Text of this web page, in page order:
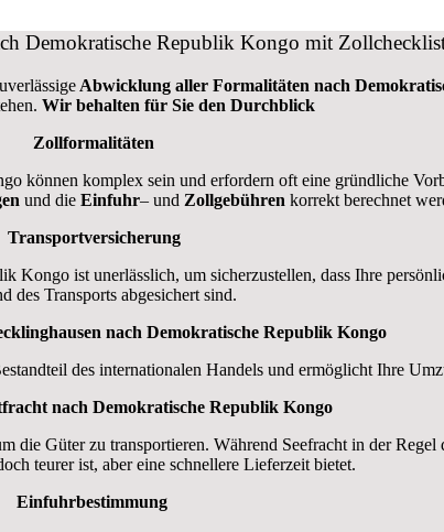
Demokratische Republik Kongo mit
Abwicklung aller Formalitäten nach
Wir behalten für Sie den Durchblick
Zollformalitäten
können komplex sein und erfordern oft eine gründliche
und die Einfuhr– und Zollgebühren korrekt berechnet
Transportversicherung
ist unerlässlich, um sicherzustellen, dass Ihre
des Transports abgesichert sind.
nach Demokratische Republik Kongo
des internationalen Handels und ermöglicht Ihre
nach Demokratische Republik Kongo
Güter zu transportieren. Während Seefracht in der
teurer ist, aber eine schnellere Lieferzeit bietet.
Einfuhrbestimmung